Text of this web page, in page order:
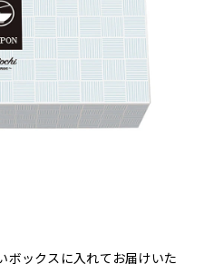
ボックスに入れてお届けいた